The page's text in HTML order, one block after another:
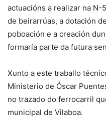
actuacións a realizar na N-
de beirarrúas, a dotación
poboación e a creación
formaría parte da futura
Xunto a este traballo
Ministerio de Óscar
no trazado do ferrocarril
municipal de Vilaboa.